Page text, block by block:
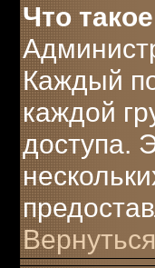
Что
Каждый
каждой
доступа.